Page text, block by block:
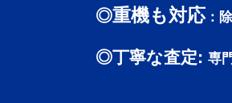
◎重機も対応：
◎丁寧な査定:専